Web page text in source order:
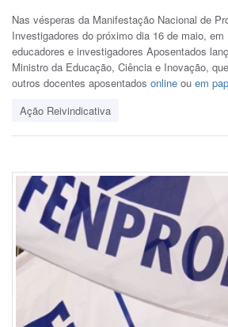
Nas vésperas da Manifestação Nacional de
Investigadores do próximo dia 16 de maio,
educadores e investigadores Aposentados
Ministro da Educação, Ciência e Inovação,
outros docentes aposentados online ou em
Ação Reivindicativa